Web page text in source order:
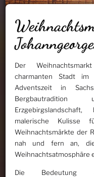
Der
charmanten Stadt
Adventszeit in
malerische Kulisse
Weihnachtsmärkte der
nah und fern an, die
Weihnachtsatmosphäre
Die Bedeutung